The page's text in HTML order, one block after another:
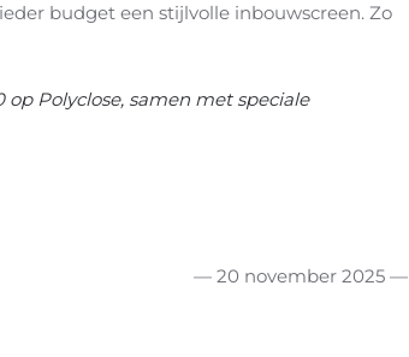
budget een stijlvolle inbouwscreen. Zo
Polyclose, samen met speciale
— 20 november 2025 —